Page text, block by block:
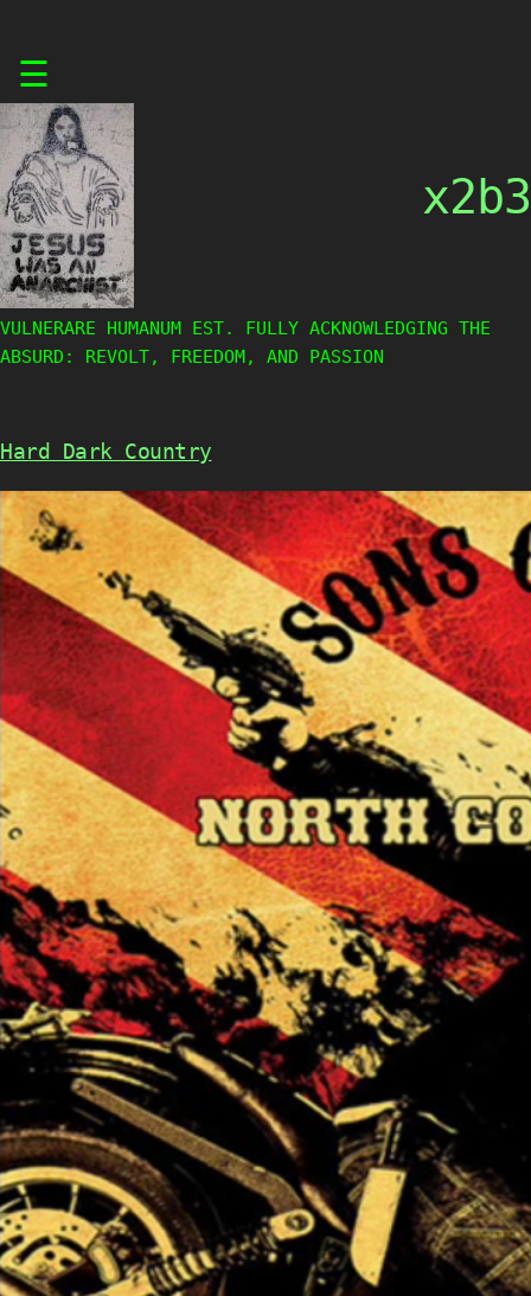
content
☰
x2b3
VULNERARE HUMANUM EST. FULLY ACKNOWLEDGING THE
ABSURD: REVOLT, FREEDOM, AND PASSION
Hard Dark Country